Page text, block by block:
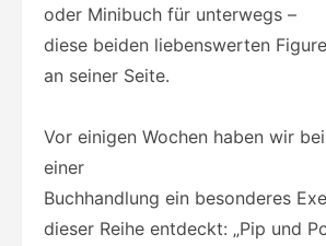
oder Minibuch für unterwegs –
diese beiden liebenswerten
an seiner Seite.
Vor einigen Wochen haben wir
einer
Buchhandlung ein besonderes
dieser Reihe entdeckt: „Pip und